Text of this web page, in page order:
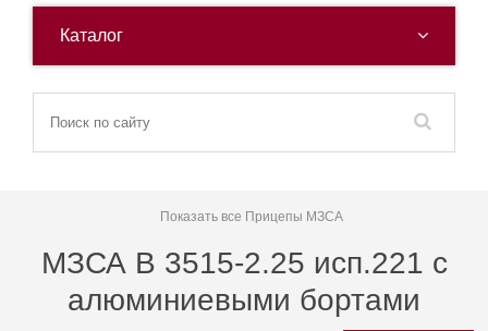
Каталог
Показать все Прицепы МЗСА
МЗСА B 3515-2.25 исп.221 с
алюминиевыми бортами